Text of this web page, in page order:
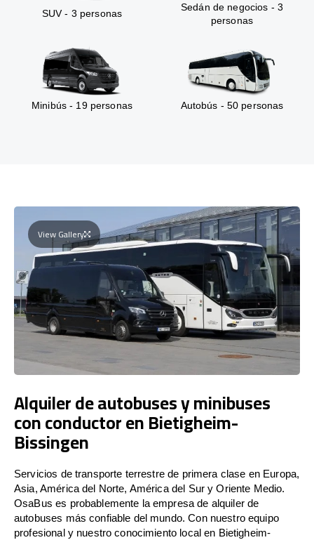
SUV - 3 personas
Sedán de negocios - 3
personas
Minibús - 19 personas Autobús - 50 personas
View Gallery
Alquiler de autobuses y minibuses
con conductor en Bietigheim-
Bissingen
Servicios de transporte terrestre de primera clase en Europa,
Asia, América del Norte, América del Sur y Oriente Medio.
OsaBus es probablemente la empresa de alquiler de
autobuses más confiable del mundo. Con nuestro equipo
profesional y nuestro conocimiento local en Bietigheim-